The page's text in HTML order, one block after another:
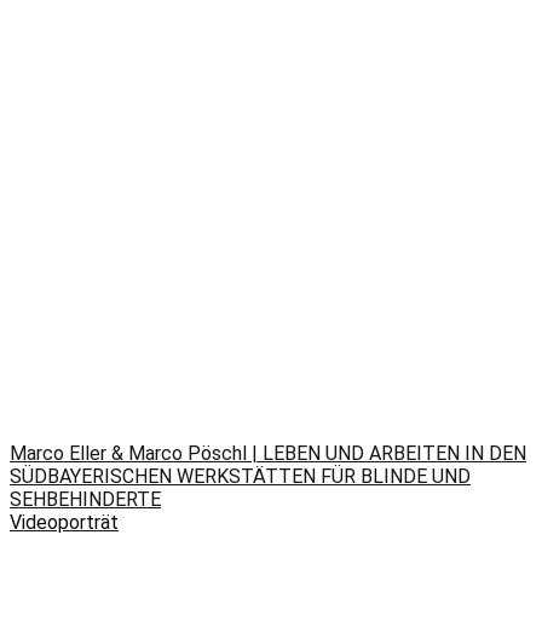
Marco Eller & Marco Pöschl | LEBEN UND ARBEITEN IN DEN
SÜDBAYERISCHEN WERKSTÄTTEN FÜR BLINDE UND
SEHBEHINDERTE
Videoporträt